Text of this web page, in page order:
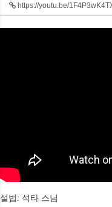
https://youtu.be/
설법: 석타 스님